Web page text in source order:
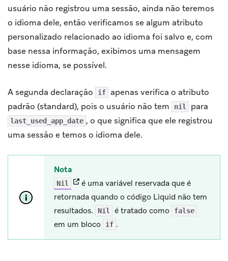
usuário não registrou uma sessão, ainda não teremos
o idioma dele, então verificamos se algum atributo
personalizado relacionado ao idioma foi salvo e, com
base nessa informação, exibimos uma mensagem
nesse idioma, se possível.
A segunda declaração if
apenas verifica o atributo
padrão (standard), pois o usuário não tem
nil para
last_used_app_date , o que significa que ele registrou
uma sessão e temos o idioma dele.
Nota
Nil (opens in new tab)
é uma variável reservada que é
retornada quando o código Liquid não tem
resultados.
Nil é tratado como false
em um bloco if .